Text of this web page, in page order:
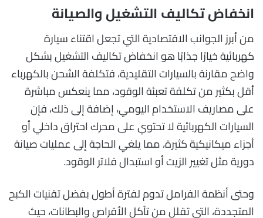
انخفاض تكاليف التشغيل والصيانة
من أبرز الجوانب الاقتصادية التي تجعل اقتناء سيارة
كهربائية خيارًا جذابًا هو انخفاض تكاليف التشغيل بشكل
واضح مقارنة بالسيارات التقليدية، فتكلفة الشحن بالكهرباء
أقل بكثير من تكلفة تعبئة الوقود، مما ينعكس مباشرة
على مصاريف الاستخدام اليومي، إضافة إلى ذلك، فإن
السيارات الكهربائية لا تحتوي على محرك احتراق داخلي أو
أجزاء ميكانيكية كثيرة، مما يلغي الحاجة إلى عمليات صيانة
دورية مثل تغيير الزيت أو استبدال فلاتر الوقود.
وحتى أنظمة الفرامل تدوم لفترة أطول بفضل تقنيات الكبح
المتجددة، التي تقلل من تآكل الأقراص والبطانات، حيث